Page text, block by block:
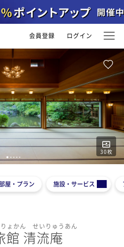
会員登録 ログイン
30枚
1 2 3 4 5
屋・プラン 施設・サービス
ょかん せいりゅうあん
館 清流庵